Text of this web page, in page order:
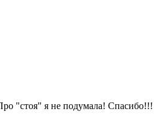
"стоя" я не подумала! Спасибо!!!